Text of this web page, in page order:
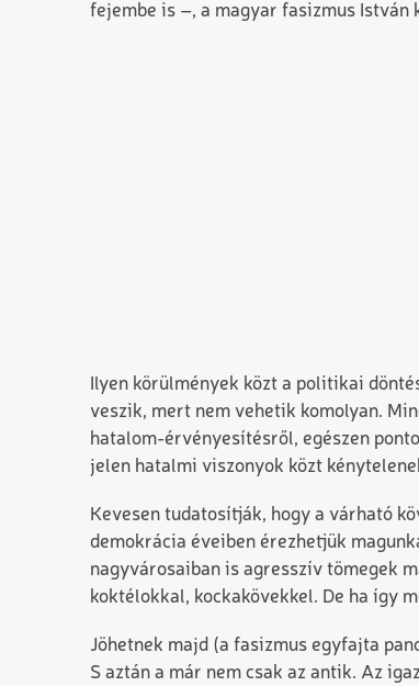
fejembe is –, a magyar fasizmus István
Ilyen körülmények közt a politikai
veszik, mert nem vehetik komolyan.
hatalom-érvényesítésről, egészen
jelen hatalmi viszonyok közt
Kevesen tudatosítják, hogy a várható
demokrácia éveiben érezhetjük
nagyvárosaiban is agresszív tömegek
koktélokkal, kockakövekkel. De ha így
Jöhetnek majd (a fasizmus egyfajta
S aztán a már nem csak az antik. Az